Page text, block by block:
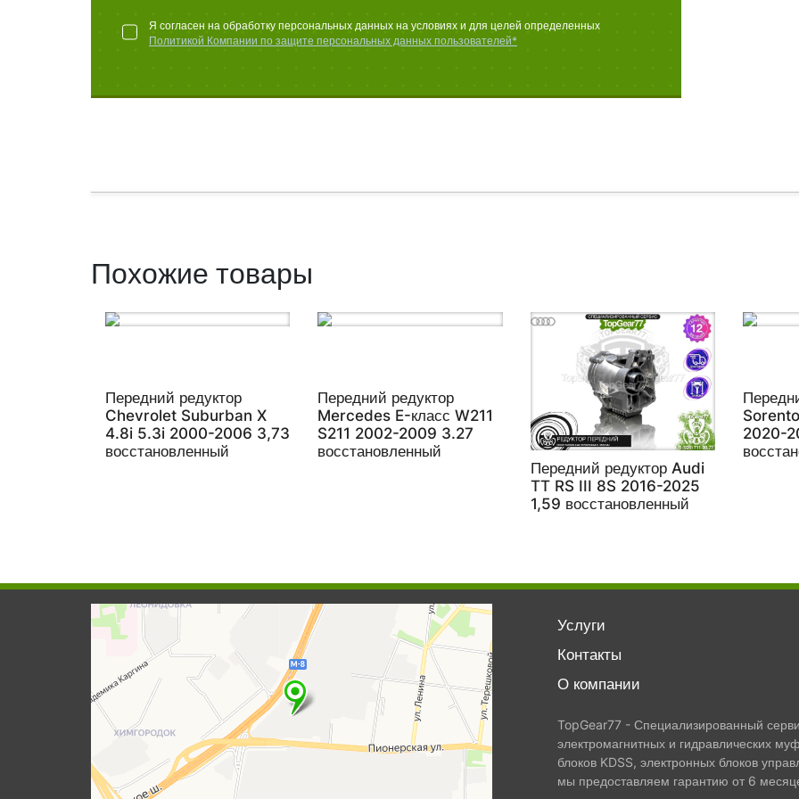
Я согласен на обработку персональных данных на условиях и для целей определенных
Политикой Компании по защите персональных данных пользователей*
Похожие товары
Передний редуктор
Chevrolet Suburban X
4.8i 5.3i 2000-2006 3,73
восстановленный
Передний редуктор
Mercedes E-класс W211
S211 2002-2009 3.27
восстановленный
Передний редуктор Audi
TT RS III 8S 2016-2025
1,59 восстановленный
2020-
Услуги
Контакты
О компании
TopGear77 - Специализированный
электромагнитных и гидравлических
блоков KDSS, электронных блоков
мы предоставляем гарантию от 6